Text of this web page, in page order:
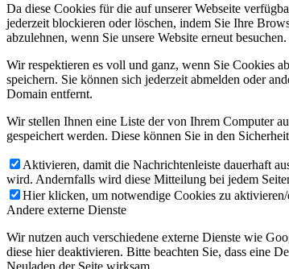
Da diese Cookies für die auf unserer Webseite
jederzeit blockieren oder löschen, indem Sie Ihre
abzulehnen, wenn Sie unsere Website erneut besuchen.
Wir respektieren es voll und ganz, wenn Sie Cookies
speichern. Sie können sich jederzeit abmelden oder
Domain entfernt.
Wir stellen Ihnen eine Liste der von Ihrem Computer
gespeichert werden. Diese können Sie in den
Aktivieren, damit die Nachrichtenleiste dauerhaft
wird. Andernfalls wird diese Mitteilung bei jedem
Hier klicken, um notwendige Cookies zu
Andere externe Dienste
Wir nutzen auch verschiedene externe Dienste wie
diese hier deaktivieren. Bitte beachten Sie, dass eine
Neuladen der Seite wirksam.